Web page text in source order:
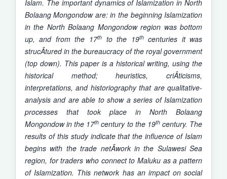
Islam. The important dynamics of Islamization in North
Bolaang Mongondow are: in the beginning Islamization
in the North Bolaang Mongondow region was bottom
up, and from the 17th to the 19thcenturies it was
strucÂ­tured in the bureaucracy of the royal government
(top down). This paper is a historical writing, using the
historical method; heuristics, criÂ­ticisms,
interpretations, and historiography that are qualitative-
analysis and are able to show a series of Islamization
processes that took place in North Bolaang
Mongondow in the 17th century to the 19thcentury. The
results of this study indicate that the influence of Islam
begins with the trade netÂ­work in the Sulawesi Sea
region, for traders who connect to Maluku as a pattern
of Islamization. This network has an impact on social